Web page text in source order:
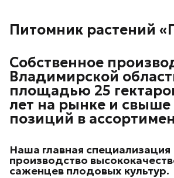
Питомник растений
Собственное
Владимирской
площадью 25
лет на рынке и свыше
позиций в
Наша главная
производство
саженцев плодовых культур.